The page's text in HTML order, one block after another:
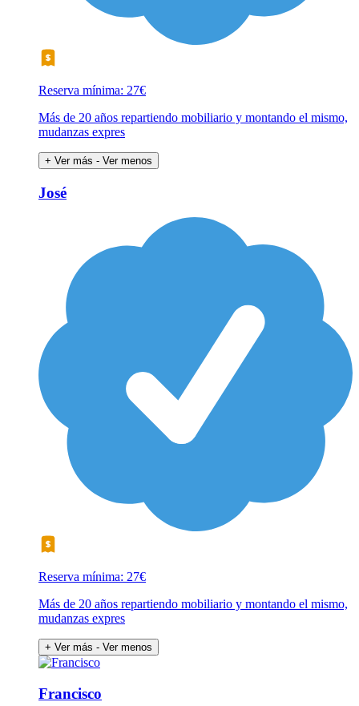
Reserva mínima: 27€
Más de 20 años repartiendo mobiliario y montando el mismo,
mudanzas expres
+ Ver más - Ver menos
José
Reserva mínima: 27€
Más de 20 años repartiendo mobiliario y montando el mismo,
mudanzas expres
+ Ver más - Ver menos
Francisco